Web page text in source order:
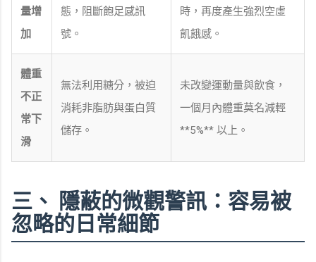
量增
加
態，阻斷飽足感訊
號。
時，再度產生強烈空虛
飢餓感。
體重
不正
常下
滑
無法利用糖分，被迫
消耗非脂肪與蛋白質
儲存。
未改變運動量與飲食，
一個月內體重莫名減輕
**5%** 以上。
三、 隱蔽的微觀警訊：容易被
忽略的日常細節